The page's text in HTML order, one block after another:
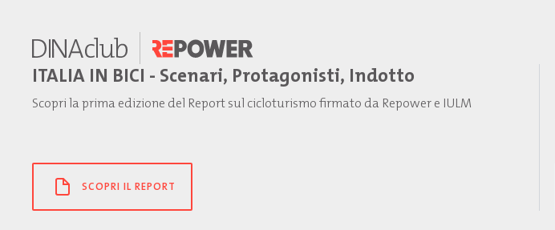
ITALIA IN BICI - Scenari, Protagonisti, Indotto
Scopri la prima edizione del Report sul cicloturismo firmato da Repower e IULM
SCOPRI IL REPORT